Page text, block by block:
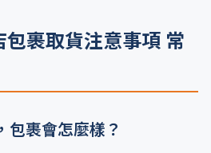
裹取貨注意事項 常
包裹會怎麼樣？